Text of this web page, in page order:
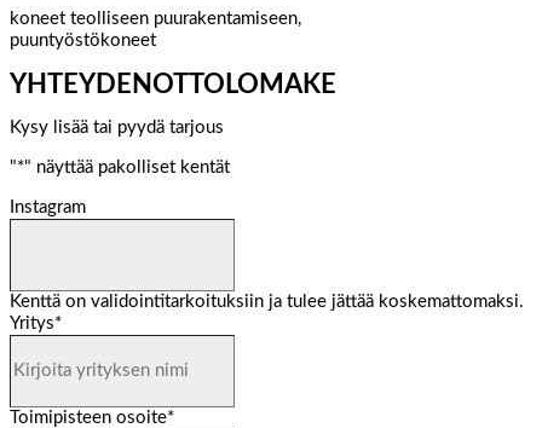
koneet teolliseen puurakentamiseen,
puuntyöstökoneet
YHTEYDENOTTOLOMAKE
Kysy lisää tai pyydä tarjous
"*" näyttää pakolliset kentät
Instagram
Kenttä on validointitarkoituksiin ja tulee jättää koskemattomaksi.
Yritys*
Toimipisteen osoite*